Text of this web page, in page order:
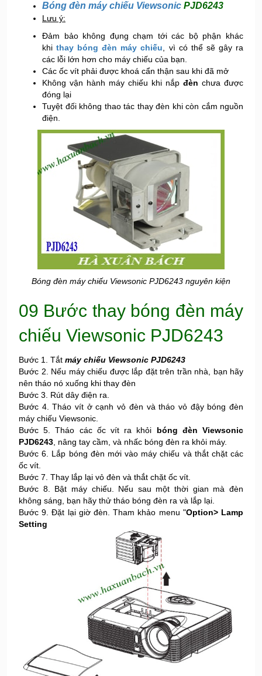
Bóng đèn máy chiếu Viewsonic PJD6243
Lưu ý:
Đảm bảo không đụng chạm tới các bộ phận khác
khithay bóng đèn máy chiếu , vì có thể sẽ gây ra
các lỗi lớn hơn cho máy chiếu của bạn.
Các ốc vít phải được khoá cẩn thận sau khi đã mở
Không vận hành máy chiếu khi nắp đèn chưa được
đóng lại
Tuyệt đối không thao tác thay đèn khi còn cắm nguồn
điện.
Bóng đèn máy chiếu Viewsonic PJD6243 nguyên kiện
09 Bước thay bóng đèn máy
chiếu Viewsonic PJD6243
Bước 1. Tắt máy chiếu Viewsonic PJD6243
Bước 2. Nếu máy chiếu được lắp đặt trên trần nhà, bạn hãy
nên tháo nó xuống khi thay đèn
Bước 3. Rút dây điện ra.
Bước 4. Tháo vít ở cạnh vỏ đèn và tháo vỏ đậy bóng đèn
máy chiếu Viewsonic.
Bước 5. Tháo các ốc vít ra khỏi bóng đèn Viewsonic
PJD6243 , nâng tay cầm, và nhấc bóng đèn ra khỏi máy.
Bước 6. Lắp bóng đèn mới vào máy chiếu và thắt chặt các
ốc vít.
Bước 7. Thay lắp lại vỏ đèn và thắt chặt ốc vít.
Bước 8. Bật máy chiếu. Nếu sau một thời gian mà đèn
không sáng, bạn hãy thử tháo bóng đèn ra và lắp lại.
Bước 9. Đặt lại giờ đèn. Tham khảo menu "Option> Lamp
Setting